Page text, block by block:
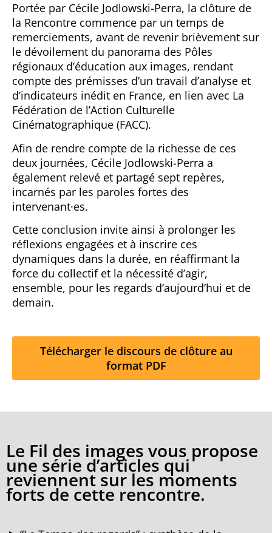
Portée par Cécile Jodlowski-Perra, la clôture de
la Rencontre commence par un temps de
remerciements, avant de revenir brièvement sur
le dévoilement du panorama des Pôles
régionaux d’éducation aux images, rendant
compte des prémisses d’un travail d’analyse et
d’indicateurs inédit en France, en lien avec La
Fédération de l’Action Culturelle
Cinématographique (FACC).
Afin de rendre compte de la richesse de ces
deux journées, Cécile Jodlowski-Perra a
également relevé et partagé sept repères,
incarnés par les paroles fortes des
intervenant·es.
Cette conclusion invite ainsi à prolonger les
réflexions engagées et à inscrire ces
dynamiques dans la durée, en réaffirmant la
force du collectif et la nécessité d’agir,
ensemble, pour les regards d’aujourd’hui et de
demain.
Télécharger le discours de clôture au
format PDF
Le Fil des images vous propose
une série d’articles qui
reviennent sur les moments
forts de cette rencontre.